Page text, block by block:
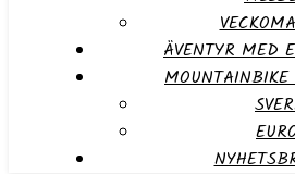
ÄVENTYR MED
MOUNTAINBIKE